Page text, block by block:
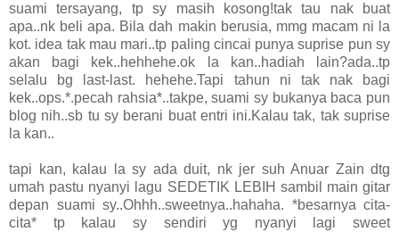
suami tersayang, tp sy masih kosong!tak tau nak buat
apa..nk beli apa. Bila dah makin berusia, mmg macam ni la
kot. idea tak mau mari..tp paling cincai punya suprise pun sy
akan bagi kek..hehhehe.ok la kan..hadiah lain?ada..tp
selalu bg last-last. hehehe.Tapi tahun ni tak nak bagi
kek..ops.*.pecah rahsia*..takpe, suami sy bukanya baca pun
blog nih..sb tu sy berani buat entri ini.Kalau tak, tak suprise
la kan..
tapi kan, kalau la sy ada duit, nk jer suh Anuar Zain dtg
umah pastu nyanyi lagu SEDETIK LEBIH sambil main gitar
depan suami sy..Ohhh..sweetnya..hahaha. *besarnya cita-
cita* tp kalau sy sendiri yg nyanyi lagi sweet